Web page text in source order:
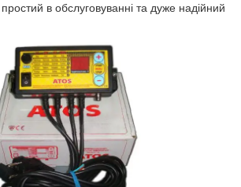
в обслуговуванні та дуже надійний